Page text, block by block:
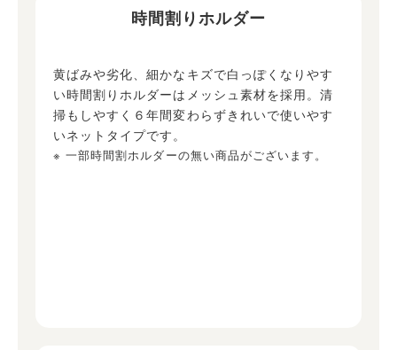
時間割りホルダー
黄ばみや劣化、細かなキズで白っぽくなりやす
い時間割りホルダーはメッシュ素材を採用。清
掃もしやすく６年間変わらずきれいで使いやす
いネットタイプです。
※ 一部時間割ホルダーの無い商品がございます。